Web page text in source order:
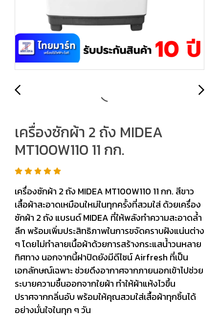
เครื่องซักผ้า 2 ถัง MIDEA
MT100W110 11 กก.
เครื่องซักผ้า 2 ถัง MIDEA MT100W110 11 กก. สีขาว
เสื้อผ้าสะอาดเหมือนใหม่ในทุกครั้งที่สวมใส่ ด้วยเครื่อง
ซักผ้า 2 ถัง แบรนด์ MIDEA ที่ให้พลังทำความสะอาดล้ำ
ลึก พร้อมเพิ่มประสิทธิภาพในการขจัดคราบฝังแน่นต่าง
ๆ โดยไม่ทำลายเนื้อผ้าด้วยการสร้างกระแสน้ำวนหลาย
ทิศทาง นอกจากนี้ฝาปิดยังมีดีไซน์ Airfresh ที่เป็น
เอกลักษณ์เฉพาะ ช่วยดึงอากาศจากภายนอกเข้าไปช่วย
ระบายความชื้นออกจากใยผ้า ทำให้ผ้าแห้งไวขึ้น
ปราศจากกลิ่นอับ พร้อมให้คุณสวมใส่เสื้อผ้าทุกชิ้นได้
อย่างมั่นใจในทุก ๆ วัน